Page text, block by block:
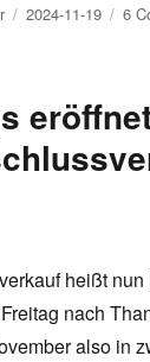
Posted
2024-11-19 6
heißt
nach
also in